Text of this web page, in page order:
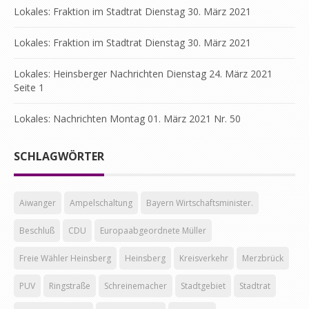
Lokales: Fraktion im Stadtrat Dienstag 30. März 2021
Lokales: Fraktion im Stadtrat Dienstag 30. März 2021
Lokales: Heinsberger Nachrichten Dienstag 24. März 2021
Seite 1
Lokales: Nachrichten Montag 01. März 2021 Nr. 50
SCHLAGWÖRTER
Aiwanger Ampelschaltung Bayern Wirtschaftsminister.
Beschluß CDU Europaabgeordnete Müller
Freie Wähler Heinsberg Heinsberg Kreisverkehr Merzbrück
PUV Ringstraße Schreinemacher Stadtgebiet Stadtrat